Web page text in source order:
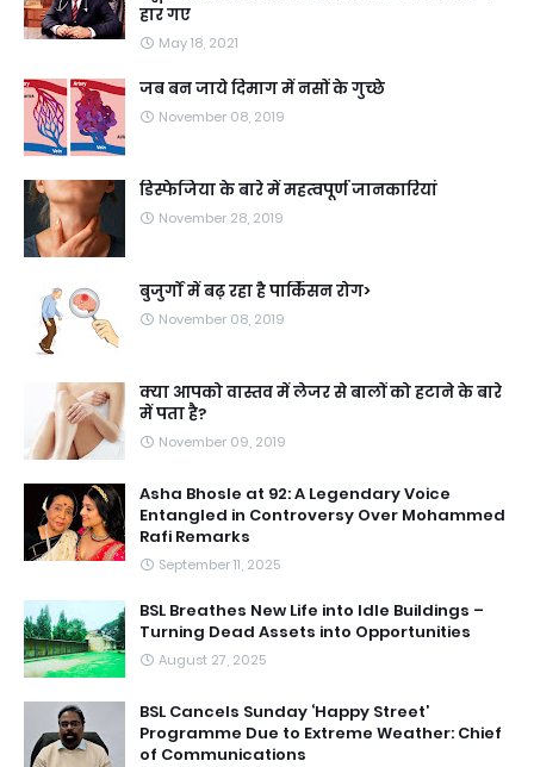
हार गए
May 18, 2021
जब बन जाये दिमाग में नसों के गुच्छे
November 08, 2019
डिस्फेजिया के बारे में महत्वपूर्ण जानकारियां
November 28, 2019
बुजुर्गों में बढ़ रहा है पार्किंसन रोग>
November 08, 2019
क्या आपको वास्तव में लेजर से बालों को हटाने के बारे
में पता है?
November 09, 2019
Asha Bhosle at 92: A Legendary Voice
Entangled in Controversy Over Mohammed
Rafi Remarks
September 11, 2025
BSL Breathes New Life into Idle Buildings –
Turning Dead Assets into Opportunities
August 27, 2025
BSL Cancels Sunday ‘Happy Street’
Programme Due to Extreme Weather: Chief
of Communications